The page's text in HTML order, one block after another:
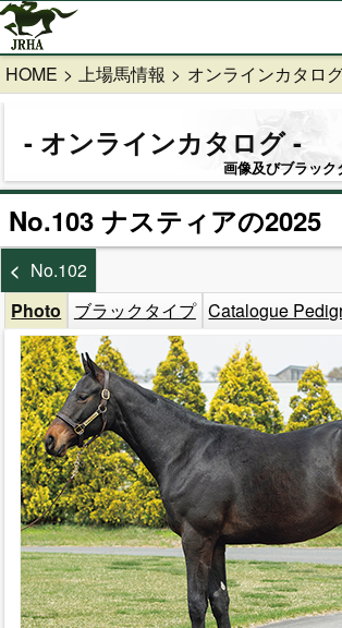
HOME 上場馬情報 オンラインカタロ
オンラインカタログ
画像及びブラッ
No.103 ナスティアの2025
No.102
Photo
ブラックタイプ Catalogue